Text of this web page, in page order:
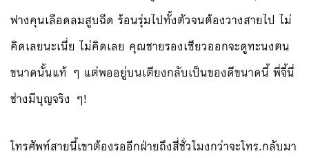
ฟางคุนเลือดลมสูบฉีด ร้อนรุ่มไปทั้งตัวจนต้องวางสายไป ไม่
คิดเลยนะเนี่ย ไม่คิดเลย คุณชายรองเซียวออกจะดูทะนงตน
ขนาดนั้นแท้ ๆ แต่พออยู่บนเตียงกลับเป็นของดีขนาดนี้ พี่จี้นี่
ช่างมีบุญจริง ๆ!
โทรศัพท์สายนี้เขาต้องรออีกฝ่ายถึงสี่ชั่วโมงกว่าจะโทร.กลับมา